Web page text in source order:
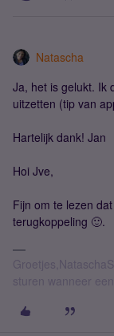
Natascha
Ja, het is gelukt. Ik
uitzetten (tip van
Hartelijk dank! Jan
Hoi Jve,
Fijn om te lezen
terugkoppeling 🙂.
sturen wanneer